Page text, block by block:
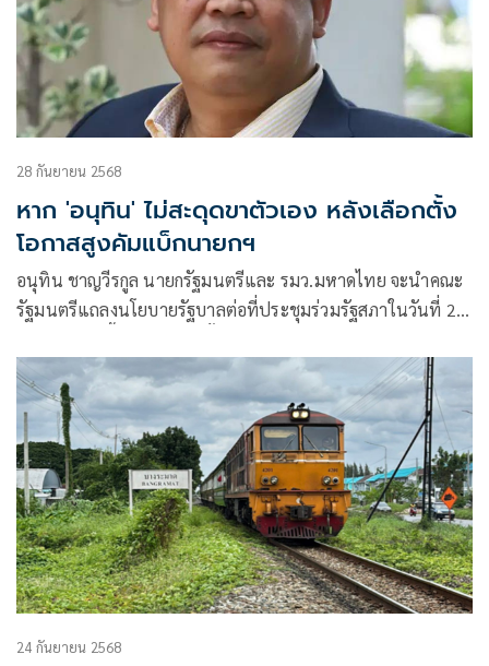
28 กันยายน 2568
หาก 'อนุทิน' ไม่สะดุดขาตัวเอง หลังเลือกตั้ง
โอกาสสูงคัมแบ็กนายกฯ
อนุทิน ชาญวีรกูล นายกรัฐมนตรีและ รมว.มหาดไทย จะนำคณะ
รัฐมนตรีแถลงนโยบายรัฐบาลต่อที่ประชุมร่วมรัฐสภาในวันที่ 29-
มีอำนาจเต็มในการบริหารราชการแผ่นดิน
24 กันยายน 2568